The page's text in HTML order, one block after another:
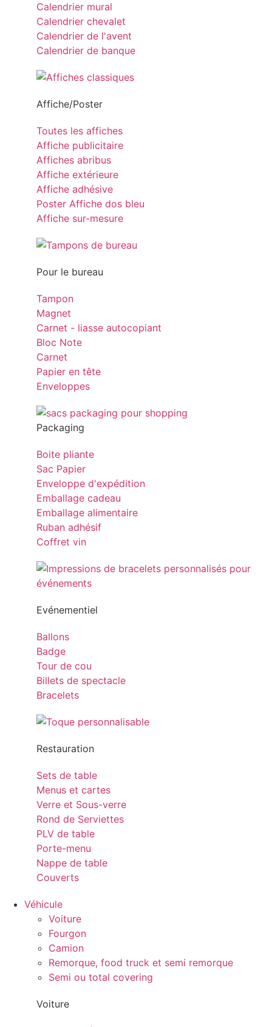
Calendrier mural
Calendrier chevalet
Calendrier de l'avent
Calendrier de banque
Affiche/Poster
Toutes les affiches
Affiche publicitaire
Affiches abribus
Affiche extérieure
Affiche adhésive
Poster Affiche dos bleu
Affiche sur-mesure
Pour le bureau
Tampon
Magnet
Carnet - liasse autocopiant
Bloc Note
Carnet
Papier en tête
Enveloppes
Packaging
Boite pliante
Sac Papier
Enveloppe d'expédition
Emballage cadeau
Emballage alimentaire
Ruban adhésif
Coffret vin
Evénementiel
Ballons
Badge
Tour de cou
Billets de spectacle
Bracelets
Restauration
Sets de table
Menus et cartes
Verre et Sous-verre
Rond de Serviettes
PLV de table
Porte-menu
Nappe de table
Couverts
Véhicule
Voiture
Fourgon
Camion
Remorque, food truck et semi remorque
Semi ou total covering
Voiture